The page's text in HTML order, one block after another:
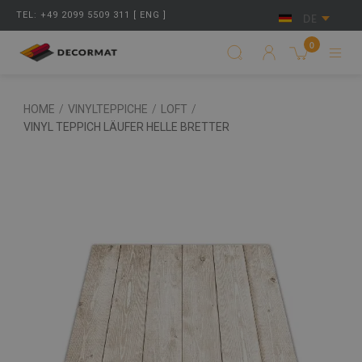
TEL: +49 2099 5509 311 [ ENG ] DE
0
HOME / VINYLTEPPICHE / LOFT /
VINYL TEPPICH LÄUFER HELLE BRETTER